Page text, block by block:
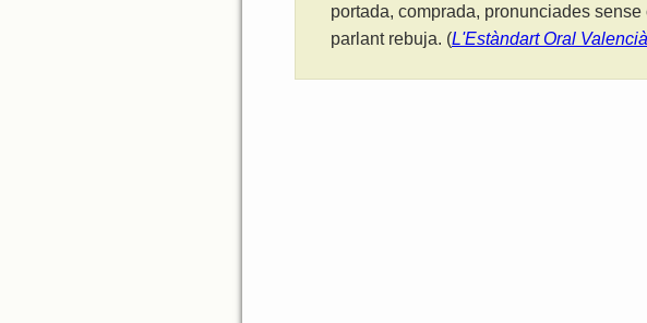
portada, comprada, pronunciades
parlant rebuja. (L'Estàndart Oral Valencià